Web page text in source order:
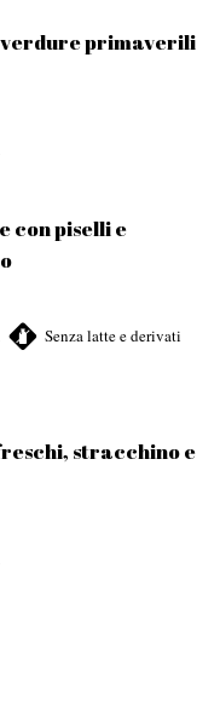
primaverili
con piselli e
Senza latte e derivati
stracchino e